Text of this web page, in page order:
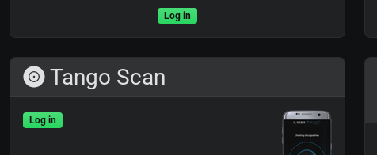
Log in
Tango Scan
Log in